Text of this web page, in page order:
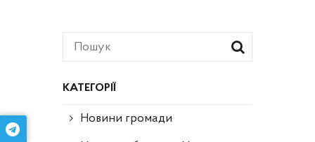
КАТЕГОРІЇ
Новини громади